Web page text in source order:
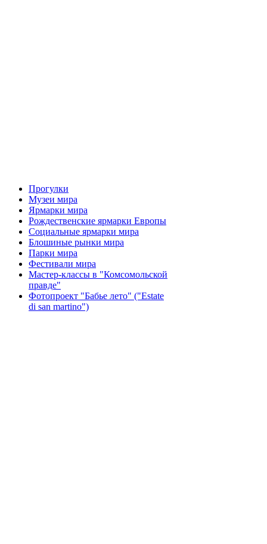
Прогулки
Музеи мира
Ярмарки мира
Рождественские ярмарки Европы
Социальные ярмарки мира
Блошиные рынки мира
Парки мира
Фестивали мира
Мастер-классы в "Комсомольской
правде"
Фотопроект "Бабье лето" ("Еstate
di san martino")